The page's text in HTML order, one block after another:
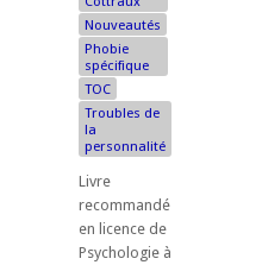
Nouveautés
Phobie
spécifique
TOC
Troubles de
la
personnalité
Livre
recommandé
en licence de
Psychologie à